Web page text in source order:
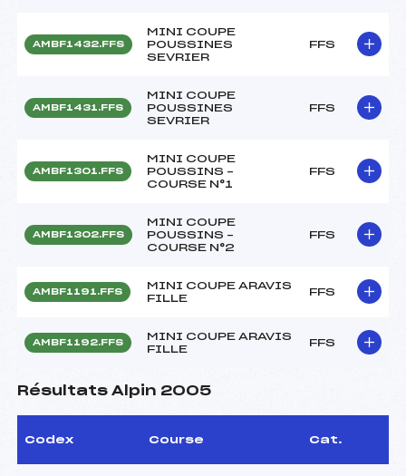
AMBF1432.FFS
MINI COUPE
POUSSINES
SEVRIER
FFS
AMBF1431.FFS
MINI COUPE
POUSSINES
SEVRIER
FFS
AMBF1301.FFS
MINI COUPE
POUSSINS –
COURSE N°1
FFS
AMBF1302.FFS
MINI COUPE
POUSSINS –
COURSE N°2
FFS
AMBF1191.FFS
MINI COUPE ARAVIS
FILLE
FFS
AMBF1192.FFS
MINI COUPE ARAVIS
FILLE
FFS
Résultats Alpin 2005
Codex Course Cat.